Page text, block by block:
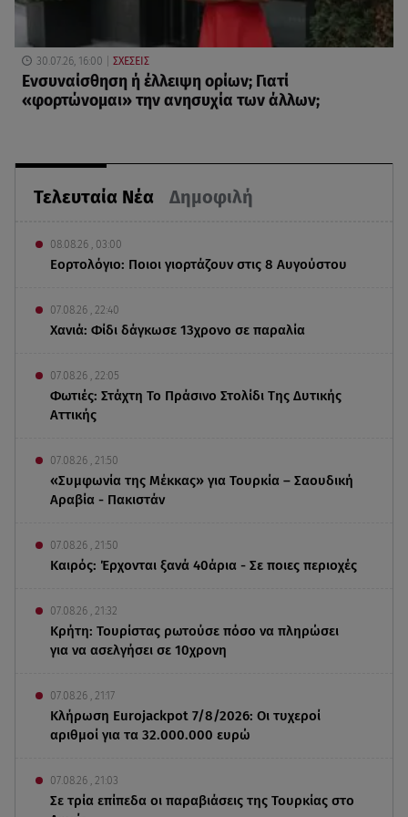
Τελευταία Νέα Δημοφιλή
08.08.26 , 03:00
Εορτολόγιο: Ποιοι γιορτάζουν στις 8 Αυγούστου
07.08.26 , 22:40
Χανιά: Φίδι δάγκωσε 13χρονο σε παραλία
07.08.26 , 22:05
Φωτιές: Στάχτη Το Πράσινο Στολίδι Της Δυτικής
Αττικής
07.08.26 , 21:50
«Συμφωνία της Μέκκας» για Τουρκία – Σαουδική
Αραβία - Πακιστάν
07.08.26 , 21:50
Καιρός: Έρχονται ξανά 40άρια - Σε ποιες περιοχές
07.08.26 , 21:32
Κρήτη: Τουρίστας ρωτούσε πόσο να πληρώσει
για να ασελγήσει σε 10χρονη
07.08.26 , 21:17
Κλήρωση Eurojackpot 7/8/2026: Οι τυχεροί
αριθμοί για τα 32.000.000 ευρώ
07.08.26 , 21:03
Σε τρία επίπεδα οι παραβιάσεις της Τουρκίας στο
30.07.26, 16:00 ΣΧΕΣΕΙΣ
Eνσυναίσθηση ή έλλειψη ορίων; Γιατί
«φορτώνομαι» την ανησυχία των άλλων;